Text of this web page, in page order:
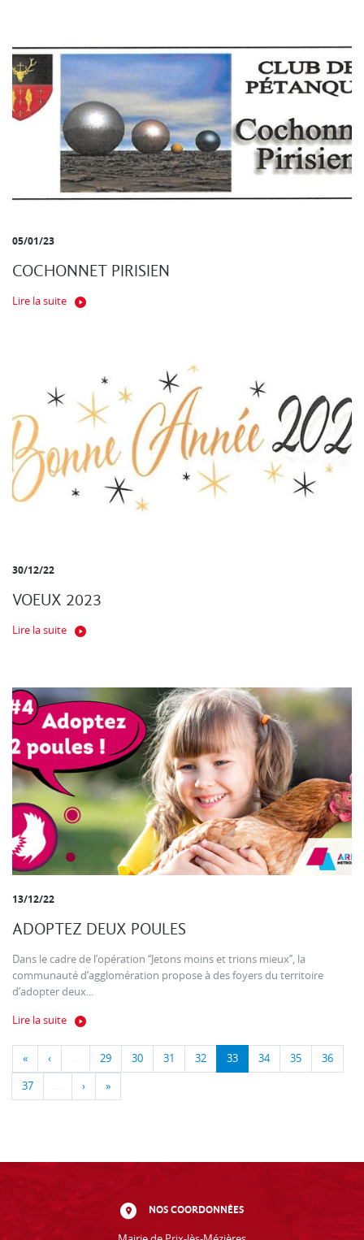
05/01/23
COCHONNET PIRISIEN
Lire la suite
30/12/22
VOEUX 2023
Lire la suite
13/12/22
ADOPTEZ DEUX POULES
Dans le cadre de l’opération ‘‘Jetons moins et trions mieux’’, la
communauté d’agglomération propose à des foyers du territoire
d’adopter deux...
Lire la suite
« ‹ … 29 30 31 32 33 34 35 36
37 … › »
NOS COORDONNÉES